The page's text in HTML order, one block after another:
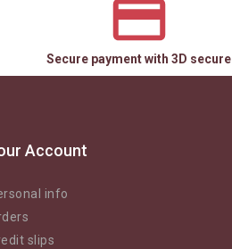
Secure payment with 3D secure
Account
info
slips